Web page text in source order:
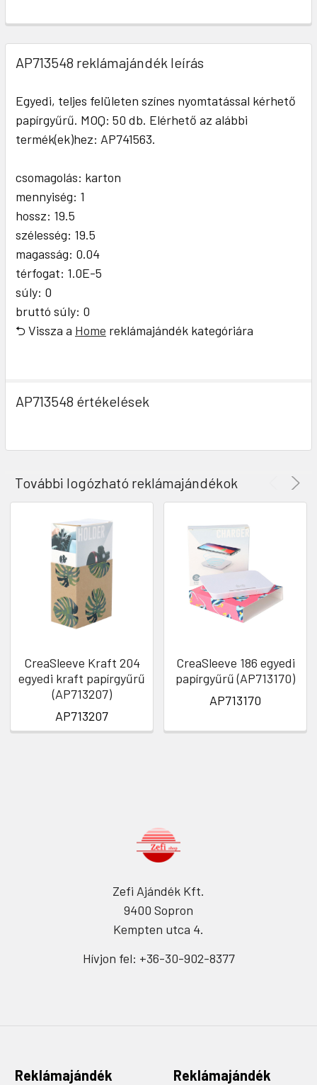
AP713548 reklámajándék leírás
Egyedi, teljes felületen színes nyomtatással kérhető
papírgyűrű. MOQ: 50 db. Elérhető az alábbi
termék(ek)hez: AP741563.
csomagolás: karton
mennyiség: 1
hossz: 19.5
szélesség: 19.5
magasság: 0.04
térfogat: 1.0E-5
súly: 0
bruttó súly: 0
⮌ Vissza a Home reklámajándék kategóriára
AP713548 értékelések
További logózható reklámajándékok
CreaSleeve Kraft 204
egyedi kraft papírgyűrű
(AP713207)
AP713207
CreaSleeve 186 egyedi
papírgyűrű (AP713170)
AP713170
Zefi Ajándék Kft.
9400 Sopron
Kempten utca 4.
Hívjon fel: +36-30-902-8377
Reklámajándék
Reklámajándék